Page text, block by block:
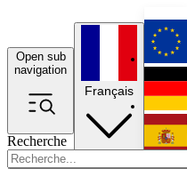
Open sub
navigation
Recherche
Français